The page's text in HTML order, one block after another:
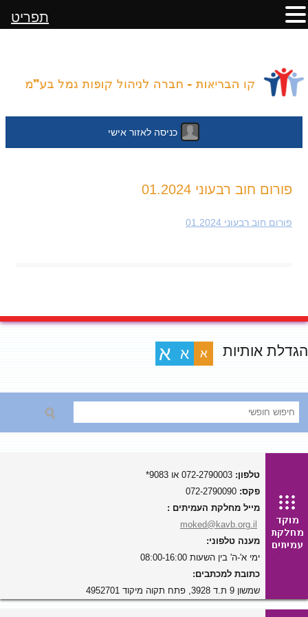
כניסה לאזור אישי
לתוכן
פורום חוב רבעוני 01.2024
פורום חוב רבעוני 01.2024
הגדלת אותיות א א א
טלפון:
פקס:
מייל מחלקת העמיתים :
moked@kavb.org.il
מענה טלפוני:
ימי א'-ה' בין השעות 08:00-16:00
כתובת למכתבים:
שמשון 9 ת.ד 3928, פתח תקוה מיקוד 4952701
תפריט